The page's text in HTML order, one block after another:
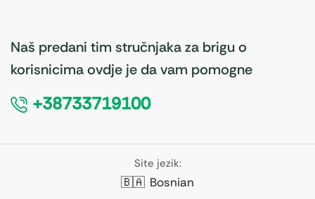
Naš predani tim stručnjaka za brigu o
korisnicima ovdje je da vam pomogne
+38733719100
Site jezik:
🇧🇦 Bosnian